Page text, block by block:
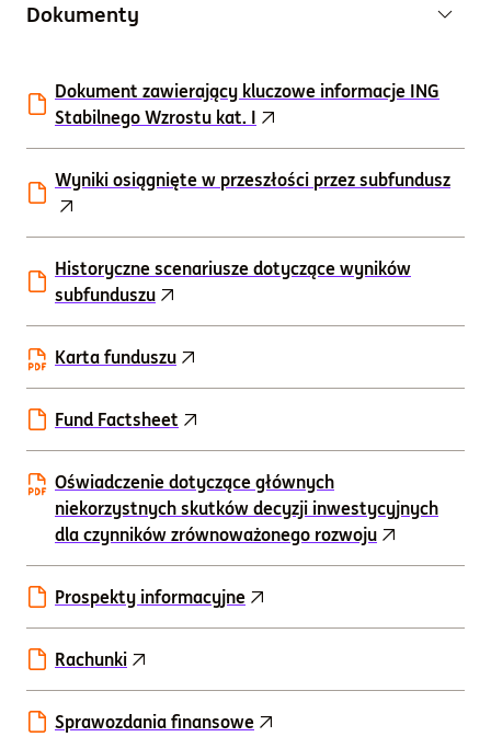
Dokumenty
Dokument zawierający kluczowe informacje ING
Stabilnego Wzrostu kat. I
Wyniki osiągnięte w przeszłości przez subfundusz
Historyczne scenariusze dotyczące wyników
subfunduszu
Karta funduszu
Fund Factsheet
Oświadczenie dotyczące głównych
niekorzystnych skutków decyzji inwestycyjnych
dla czynników zrównoważonego rozwoju
Prospekty informacyjne
Rachunki
Sprawozdania finansowe